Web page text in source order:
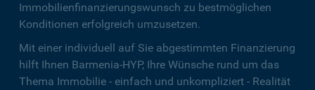
Immobilienfinanzierungswunsch zu bestmöglichen
Konditionen erfolgreich umzusetzen.
Mit einer individuell auf Sie abgestimmten Finanzierung
hilft Ihnen Barmenia-HYP, Ihre Wünsche rund um das
Thema Immobilie - einfach und unkompliziert - Realität